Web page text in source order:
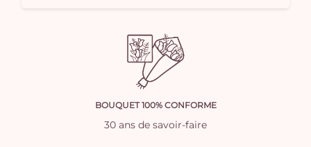
BOUQUET 100% CONFORME
30 ans de savoir-faire